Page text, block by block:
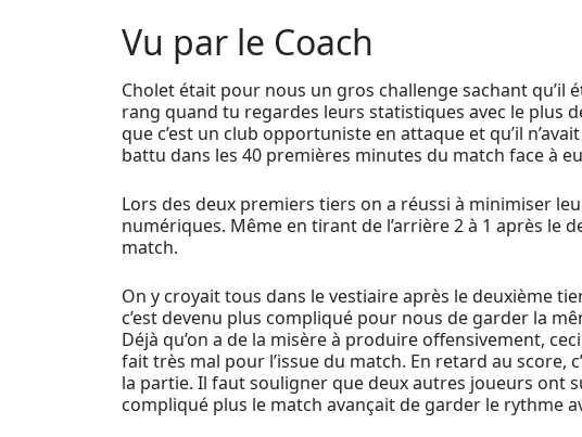
Vu par le Coach
Cholet était pour nous un gros challenge sachant qu’il
rang quand tu regardes leurs statistiques avec le plus
que c’est un club opportuniste en attaque et qu’il
battu dans les 40 premières minutes du match face à
Lors des deux premiers tiers on a réussi à minimiser
numériques. Même en tirant de l’arrière 2 à 1 après
match.
On y croyait tous dans le vestiaire après le deuxième
c’est devenu plus compliqué pour nous de garder la
Déjà qu’on a de la misère à produire offensivement,
fait très mal pour l’issue du match. En retard au score,
la partie. Il faut souligner que deux autres joueurs ont
compliqué plus le match avançait de garder le rythme